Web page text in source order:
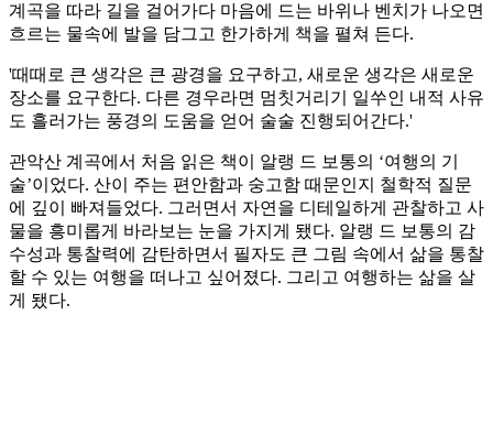
계곡을 따라 길을 걸어가다 마음에 드는 바위나 벤치가 나오면
흐르는 물속에 발을 담그고 한가하게 책을 펼쳐 든다.
'때때로 큰 생각은 큰 광경을 요구하고, 새로운 생각은 새로운
장소를 요구한다. 다른 경우라면 멈칫거리기 일쑤인 내적 사유
도 흘러가는 풍경의 도움을 얻어 술술 진행되어간다.'
관악산 계곡에서 처음 읽은 책이 알랭 드 보통의 ‘여행의 기
술’이었다. 산이 주는 편안함과 숭고함 때문인지 철학적 질문
에 깊이 빠져들었다. 그러면서 자연을 디테일하게 관찰하고 사
물을 흥미롭게 바라보는 눈을 가지게 됐다. 알랭 드 보통의 감
수성과 통찰력에 감탄하면서 필자도 큰 그림 속에서 삶을 통찰
할 수 있는 여행을 떠나고 싶어졌다. 그리고 여행하는 삶을 살
게 됐다.